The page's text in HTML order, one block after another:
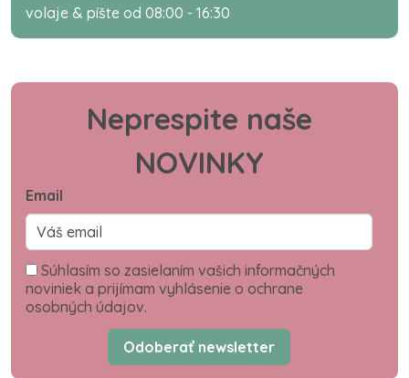
volaje & píšte od 08:00 - 16:30
Neprespite naše
NOVINKY
Email
Súhlasím so zasielaním vašich informačných
noviniek a prijímam vyhlásenie o ochrane
osobných údajov.
Odoberať newsletter